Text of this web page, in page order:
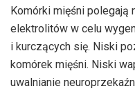
Komórki mięśni polegają
elektrolitów w celu
i kurczących się. Niski
komórek mięśni. Niski
uwalnianie